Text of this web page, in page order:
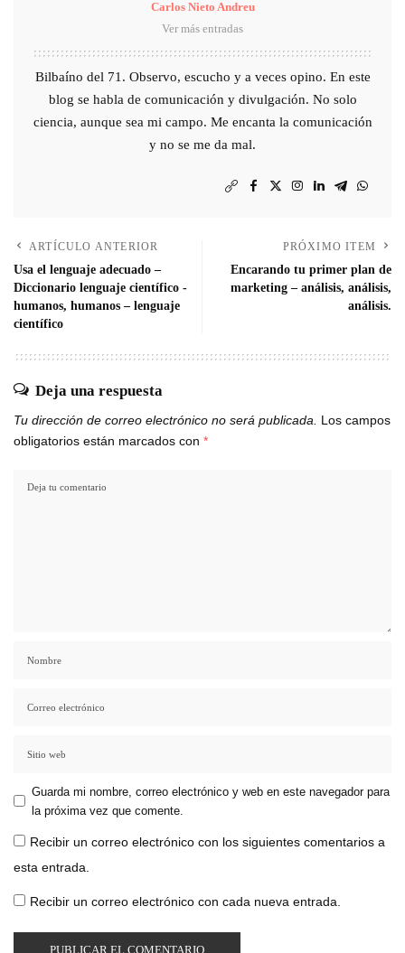
Carlos Nieto Andreu
Ver más entradas
Bilbaíno del 71. Observo, escucho y a veces opino. En este
blog se habla de comunicación y divulgación. No solo
ciencia, aunque sea mi campo. Me encanta la comunicación
y no se me da mal.
ARTÍCULO ANTERIOR
Usa el lenguaje adecuado –
Diccionario lenguaje científico -
humanos, humanos – lenguaje
científico
PRÓXIMO ITEM
Encarando tu primer plan de
marketing – análisis, análisis,
análisis.
Deja una respuesta
Tu dirección de correo electrónico no será publicada.
Los campos
obligatorios están marcados con *
Guarda mi nombre, correo electrónico y web en este navegador para
la próxima vez que comente.
Recibir un correo electrónico con los siguientes comentarios a
esta entrada.
Recibir un correo electrónico con cada nueva entrada.